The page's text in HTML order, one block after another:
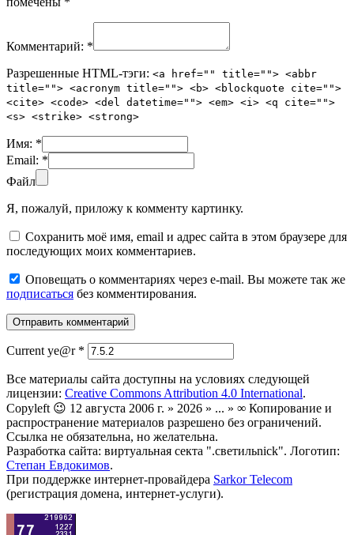
Комментарий: *
Разрешенные HTML-тэги: <a href="" title=""> <abbr
title=""> <acronym title=""> <b> <blockquote cite="">
<cite> <code> <del datetime=""> <em> <i> <q cite="">
<s> <strike> <strong>
Имя: *
Email: *
Файл
Я, пожалуй, приложу к комменту картинку.
Сохранить моё имя, email и адрес сайта в этом браузере для
последующих моих комментариев.
Оповещать о комментариях через e-mail. Вы можете так же
подписаться без комментирования.
Current ye@r *
Все материалы сайта доступны на условиях следующей
лицензии: Creative Commons Attribution 4.0 International.
Copyleft 😉 12 августа 2006 г. » 2026 » ... » ∞ Копирование и
распространение материалов разрешено без ограничений.
Ссылка не обязательна, но желательна.
Разработка сайта: виртуальная секта ".светильnick". Логотип:
Степан Евдокимов.
При поддержке интернет-провайдера Sarkor Telecom
(регистрация домена, интернет-услуги).